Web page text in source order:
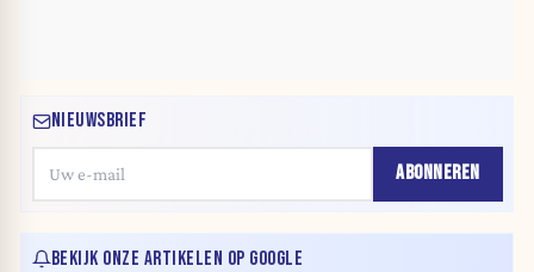
NIEUWSBRIEF
ABONNEREN
BEKIJK ONZE ARTIKELEN OP GOOGLE